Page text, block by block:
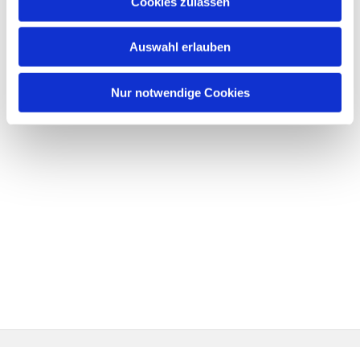
Auswahl erlauben
Nur notwendige Cookies